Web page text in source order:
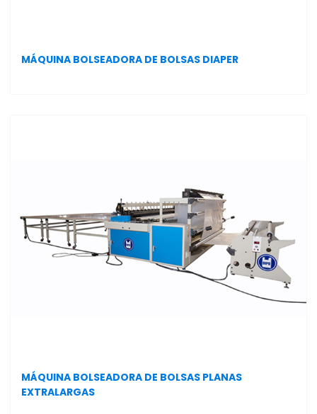
MÁQUINA BOLSEADORA DE BOLSAS DIAPER
MÁQUINA BOLSEADORA DE BOLSAS PLANAS
EXTRALARGAS